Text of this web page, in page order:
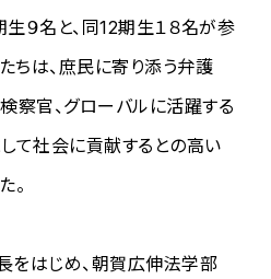
９名と、同12期生１８名が参
ちは、庶民に寄り添う弁護
察官、グローバルに活躍する
て社会に貢献するとの高い
。
をはじめ、朝賀広伸法学部